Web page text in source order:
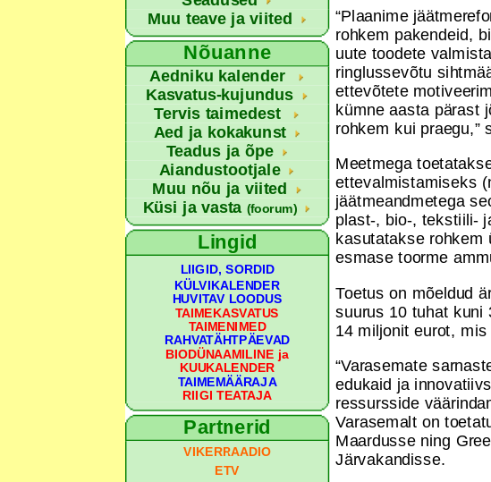
Muu teave ja viited
Nõuanne
Aedniku kalender
Kasvatus-kujundus
Tervis taimedest
Aed ja kokakunst
Teadus ja õpe
Aiandustootjale
Muu nõu ja viited
Küsi ja vasta (foorum)
Lingid
LIIGID, SORDID
KÜLVIKALENDER
HUVITAV LOODUS
TAIMEKASVATUS
TAIMENIMED
RAHVATÄHTPÄEVAD
BIODÜNAAMILINE ja
KUUKALENDER
TAIMEMÄÄRAJA
RIIGI TEATAJA
Partnerid
VIKERRAADIO
ETV
“Plaanime
rohkem pakendeid,
uute toodete
ringlussevõtu
ettevõtete
kümne aasta pärast
rohkem kui praegu,”
Meetmega
ettevalmistamiseks
jäätmeandmetega
plast-, bio-, tekstiili-
kasutatakse rohkem
esmase toorme
Toetus on mõeldud
suurus 10 tuhat kuni
14 miljonit eurot,
“Varasemate
edukaid ja
ressursside
Varasemalt on
Maardusse ning
Järvakandisse.